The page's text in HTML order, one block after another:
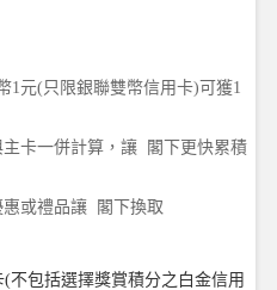
1元(只限銀聯雙幣信用卡)可獲1
卡一併計算，讓 閣下更快累積
或禮品讓 閣下換取
不包括選擇獎賞積分之白金信用